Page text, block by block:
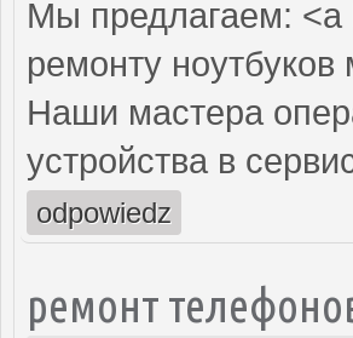
Мы предлагаем: <a
ремонту ноутбуков
Наши мастера
устройства в
odpowiedz
ремонт